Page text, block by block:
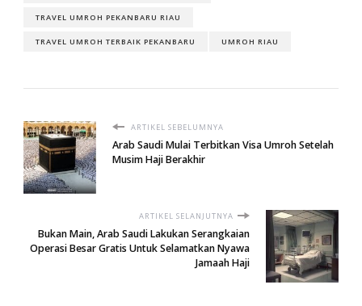
TRAVEL UMROH PEKANBARU RIAU
TRAVEL UMROH TERBAIK PEKANBARU UMROH RIAU
ARTIKEL SEBELUMNYA
Arab Saudi Mulai Terbitkan Visa Umroh Setelah
Musim Haji Berakhir
ARTIKEL SELANJUTNYA
Bukan Main, Arab Saudi Lakukan Serangkaian
Operasi Besar Gratis Untuk Selamatkan Nyawa
Jamaah Haji